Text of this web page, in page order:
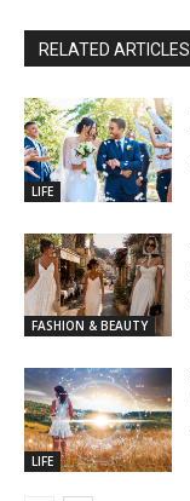
RELATED ARTICLES
LIFE
FASHION & BEAUTY
LIFE